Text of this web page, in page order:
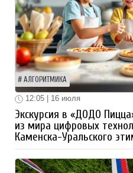
АЛГОРИТМИКА
12:05 | 16 июля
Экскурсия в «ДОДО
из мира цифровых
Каменска-Уральского